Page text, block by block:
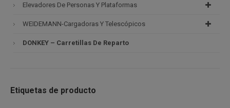
Elevadores De Personas Y Plataformas
WEIDEMANN-Cargadoras Y Telescópicos
DONKEY – Carretillas De Reparto
Etiquetas de producto